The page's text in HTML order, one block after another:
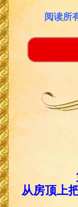
阅读所
从房顶上